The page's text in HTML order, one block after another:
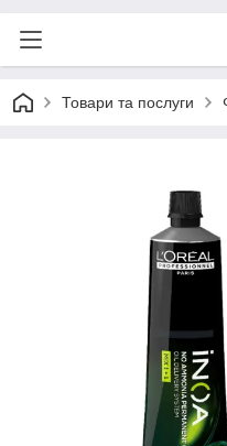
Товари та послуги